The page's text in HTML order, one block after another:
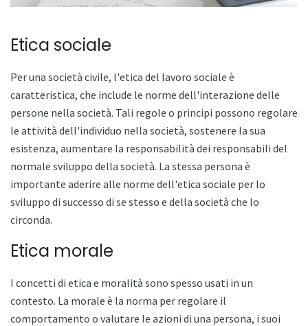
Etica sociale
Per una società civile, l'etica del lavoro sociale è
caratteristica, che include le norme dell'interazione delle
persone nella società. Tali regole o principi possono regolare
le attività dell'individuo nella società, sostenere la sua
esistenza, aumentare la responsabilità dei responsabili del
normale sviluppo della società. La stessa persona è
importante aderire alle norme dell'etica sociale per lo
sviluppo di successo di se stesso e della società che lo
circonda.
Etica morale
I concetti di etica e moralità sono spesso usati in un
contesto. La morale è la norma per regolare il
comportamento o valutare le azioni di una persona, i suoi